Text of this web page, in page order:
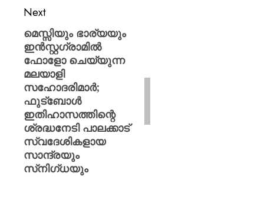
Next
മെസ്സിയും ഭാര്യയും
ഇൻസ്റ്റ​ഗ്രാമിൽ
ഫോളോ ചെയ്യുന്ന
മലയാളി
സഹോദരിമാർ;
ഫുട്ബോൾ
ഇതിഹാസത്തിന്റെ
ശ്രദ്ധനേടി പാലക്കാട്
സ്വദേശികളായ
സാന്ദ്രയും
സ്‌നിഗ്ധയും